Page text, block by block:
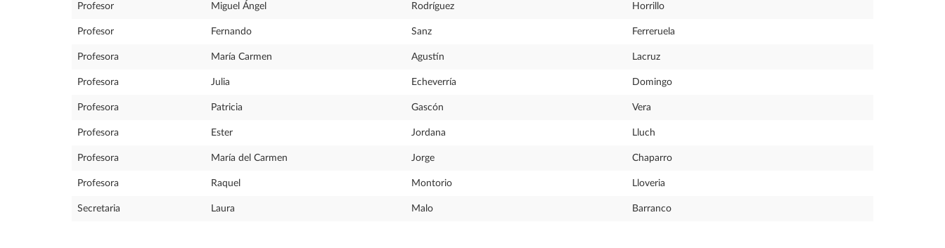
Profesor Miguel Ángel Rodríguez Horrillo
Profesor Fernando Sanz Ferreruela
Profesora María Carmen Agustín Lacruz
Profesora Julia Echeverría Domingo
Profesora Patricia Gascón Vera
Profesora Ester Jordana Lluch
Profesora María del Carmen Jorge Chaparro
Profesora Raquel Montorio Lloveria
Secretaria Laura Malo Barranco